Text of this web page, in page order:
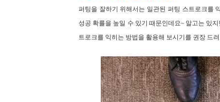
퍼팅을 잘하기 위해서는 일관된 퍼팅 스트로크를
성공 확률을 높일 수 있기 때문인데요~ 알고는 있
트로크를 익히는 방법을 활용해 보시기를 권장 드